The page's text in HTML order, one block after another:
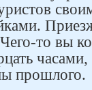
то вы